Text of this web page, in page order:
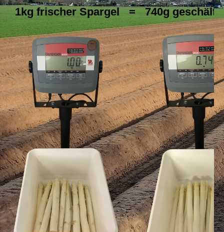
1kg frischer Spargel = 740g geschälte